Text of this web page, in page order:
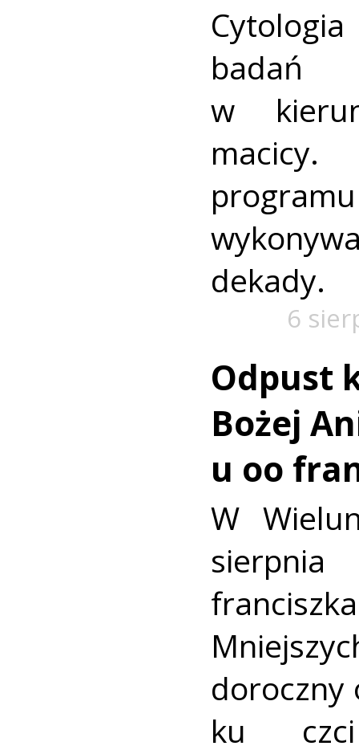
badań
w
dekady.
6
Odpust
Bożej
u oo
W
doroczny
ku